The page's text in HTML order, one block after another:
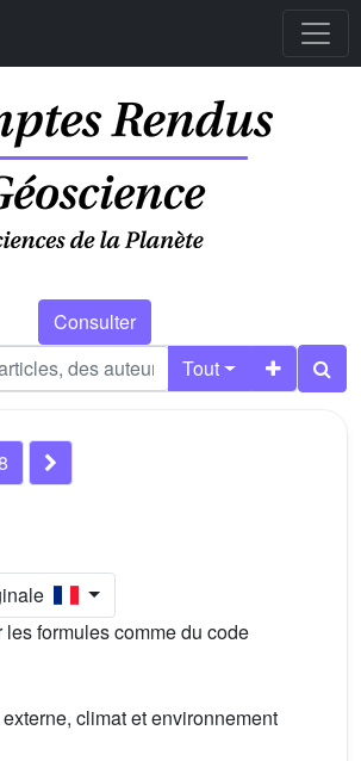
Consulter
Tout
les formules comme du code
climat et environnement